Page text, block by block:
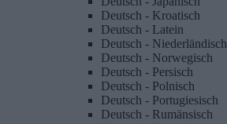
Deutsch - Kroatisch
Deutsch - Latein
Deutsch - Niederländisch
Deutsch - Norwegisch
Deutsch - Persisch
Deutsch - Polnisch
Deutsch - Portugiesisch
Deutsch - Rumänsisch